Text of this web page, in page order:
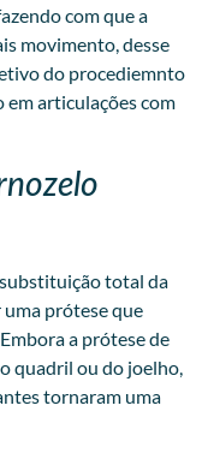
com que a
movimento, desse
do procediemnto
articulações com
total da
prótese que
a prótese de
quadril ou do joelho,
tornaram uma